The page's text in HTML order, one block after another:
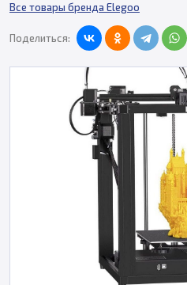
Все товары бренда Elegoo
Поделиться: